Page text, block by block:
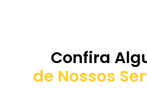
Confira
de Nossos